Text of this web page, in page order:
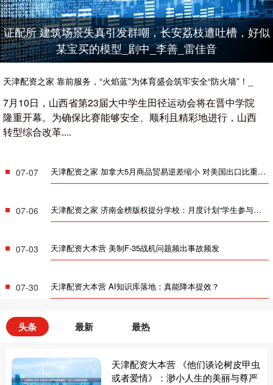
证配所 建筑场景失真引发群嘲，长安荔枝遭吐槽，好似
某宝买的模型_剧中_李善_雷佳音
天津配资之家 靠前服务，“火焰蓝”为体育盛会筑牢安全“防火墙”！_
7月10日，山西省第23届大中学生田径运动会将在晋中学院
隆重开幕。为确保比赛能够安全、顺利且精彩地进行，山西
转型综合改革....
07-07 天津配资之家 加拿大5月商品贸易逆差缩小 对美国出口比重下降
07-06 天津配资之家 济南金榜版权提分学校：月度计划“学生参与式制定_访谈_方案_突破
07-03 天津配资大本营 美制F-35战机问题频出事故频发
07-30 天津配资大本营 AI知识库落地：真能降本提效？
头条 最新 最热
天津配资大本营 《他们谈论树皮甲虫
或者爱情》：渺小人生的美丽与尊严